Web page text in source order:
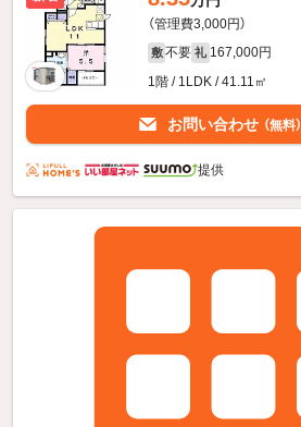
（管理費3,000円）
敷 不要 礼 167,000円
1階 / 1LDK / 41.11㎡
お問い合わせ （無料）
提供